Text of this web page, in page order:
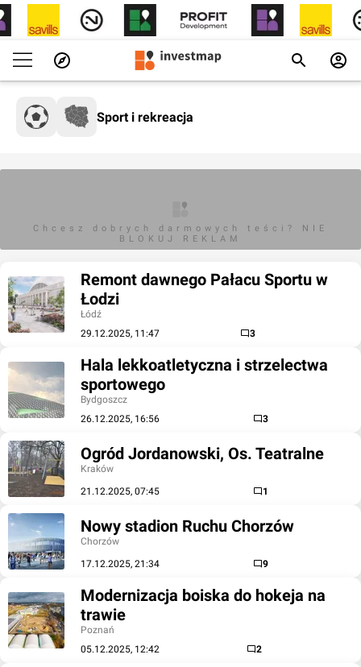
Sport i rekreacja
Chcesz dobrych darmowych teści? NIE
BLOKUJ REKLAM
Remont dawnego Pałacu Sportu w
Łodzi
Łódź
29.12.2025, 11:47
3
Hala lekkoatletyczna i strzelectwa
sportowego
Bydgoszcz
26.12.2025, 16:56
3
Ogród Jordanowski, Os. Teatralne
Kraków
21.12.2025, 07:45
1
Nowy stadion Ruchu Chorzów
Chorzów
17.12.2025, 21:34
9
Modernizacja boiska do hokeja na
trawie
Poznań
05.12.2025, 12:42
2